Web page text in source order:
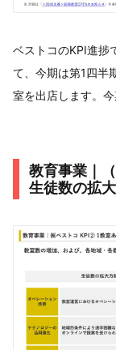
ベストコのKPI進捗
て、今期は第1四半
室を出店します。
教育事業｜
生徒数の拡大